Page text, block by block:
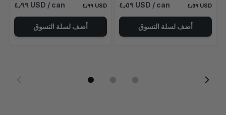
٤٫٩٩ USD / can ٤٫٩٩ USD
أضف لسلة التسوق
٤٫٥٩ USD / can ٤٫٥٩ USD
أضف لسلة التسوق